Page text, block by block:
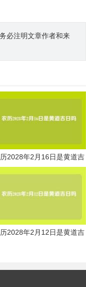
必注明文章作者和来
2028年2月16日是黄道吉
日吗
2028年2月12日是黄道吉